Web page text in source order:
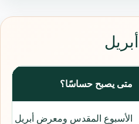
متى يصبح حساسًا؟
الأسبوع المقدس ومعرض أبريل